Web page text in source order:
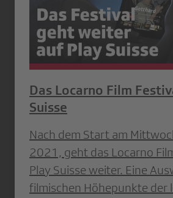
Das Locarno Film
Suisse
Nach dem Start am
2021, geht das Locarno
Play Suisse weiter. Eine
filmischen Höhepunkte der